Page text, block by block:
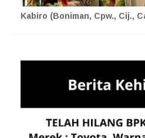
Kabiro (Boniman, Cpw., Cij.,